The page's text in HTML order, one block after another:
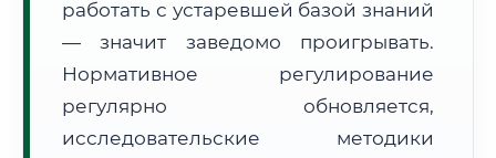
Формат учебы:
Дистанционно
🗺️ Зона обслуживания: г. Бухара
работать с устаревшей базой знаний
— значит заведомо проигрывать.
Нормативное регулирование
регулярно обновляется,
исследовательские методики